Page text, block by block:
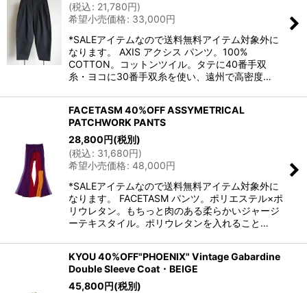
(税込: 21,780円)
希望小売価格: 33,000円
*SALEアイテムなので送料無料アイテム対象外に
なります。 AXIS アクシス パンツ。100%
COTTON。コットンツイル。タテに40番手双
糸・ヨコに30番手双糸を使い、遠州で高密度…
FACETASM 40%OFF ASSYMETRICAL
PATCHWORK PANTS
28,800 円(税別)
(税込: 31,680円)
希望小売価格: 48,000円
*SALEアイテムなので送料無料アイテム対象外に
なります。 FACETASM パンツ。ポリエステル×ポ
リウレタン。もちっと肉のある柔らかいジャージ
ーテキスタイル。ポリウレタンを入れること…
KYOU 40%OFF"PHOENIX" Vintage Gabardine
Double Sleeve Coat・BEIGE
45,800 円(税別)